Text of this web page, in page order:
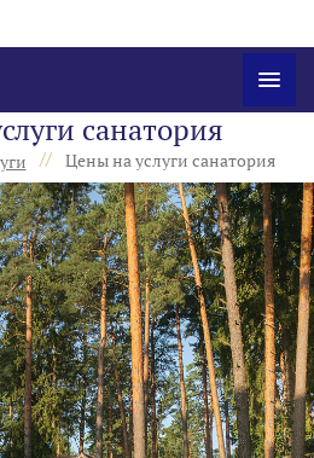
санатория
// Цены на услуги санатория